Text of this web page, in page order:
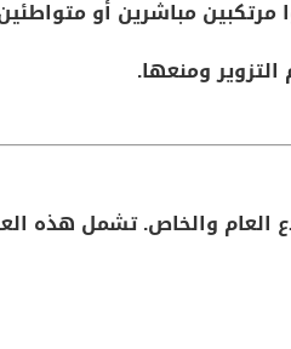
مرتكبين مباشرين أو
ومنعها.
العام والخاص. تشمل هذه